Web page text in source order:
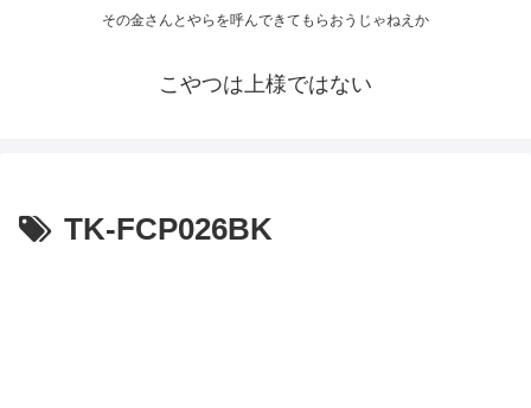
その金さんとやらを呼んできてもらおうじゃねえか
こやつは上様ではない
TK-FCP026BK